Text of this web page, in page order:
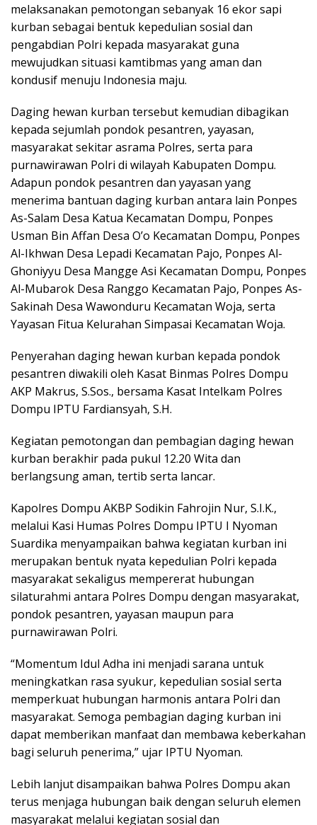
melaksanakan pemotongan sebanyak 16 ekor sapi
kurban sebagai bentuk kepedulian sosial dan
pengabdian Polri kepada masyarakat guna
mewujudkan situasi kamtibmas yang aman dan
kondusif menuju Indonesia maju.
Daging hewan kurban tersebut kemudian dibagikan
kepada sejumlah pondok pesantren, yayasan,
masyarakat sekitar asrama Polres, serta para
purnawirawan Polri di wilayah Kabupaten Dompu.
Adapun pondok pesantren dan yayasan yang
menerima bantuan daging kurban antara lain Ponpes
As-Salam Desa Katua Kecamatan Dompu, Ponpes
Usman Bin Affan Desa O’o Kecamatan Dompu, Ponpes
Al-Ikhwan Desa Lepadi Kecamatan Pajo, Ponpes Al-
Ghoniyyu Desa Mangge Asi Kecamatan Dompu, Ponpes
Al-Mubarok Desa Ranggo Kecamatan Pajo, Ponpes As-
Sakinah Desa Wawonduru Kecamatan Woja, serta
Yayasan Fitua Kelurahan Simpasai Kecamatan Woja.
Penyerahan daging hewan kurban kepada pondok
pesantren diwakili oleh Kasat Binmas Polres Dompu
AKP Makrus, S.Sos., bersama Kasat Intelkam Polres
Dompu IPTU Fardiansyah, S.H.
Kegiatan pemotongan dan pembagian daging hewan
kurban berakhir pada pukul 12.20 Wita dan
berlangsung aman, tertib serta lancar.
Kapolres Dompu AKBP Sodikin Fahrojin Nur, S.I.K.,
melalui Kasi Humas Polres Dompu IPTU I Nyoman
Suardika menyampaikan bahwa kegiatan kurban ini
merupakan bentuk nyata kepedulian Polri kepada
masyarakat sekaligus mempererat hubungan
silaturahmi antara Polres Dompu dengan masyarakat,
pondok pesantren, yayasan maupun para
purnawirawan Polri.
“Momentum Idul Adha ini menjadi sarana untuk
meningkatkan rasa syukur, kepedulian sosial serta
memperkuat hubungan harmonis antara Polri dan
masyarakat. Semoga pembagian daging kurban ini
dapat memberikan manfaat dan membawa keberkahan
bagi seluruh penerima,” ujar IPTU Nyoman.
Lebih lanjut disampaikan bahwa Polres Dompu akan
terus menjaga hubungan baik dengan seluruh elemen
masyarakat melalui kegiatan sosial dan